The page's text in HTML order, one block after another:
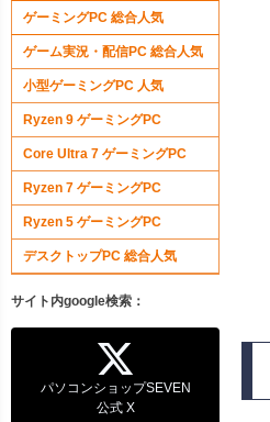
ゲーミングPC 総合人気
ゲーム実況・配信PC 総合人気
小型ゲーミングPC 人気
Ryzen 9 ゲーミングPC
Core Ultra 7 ゲーミングPC
Ryzen 7 ゲーミングPC
Ryzen 5 ゲーミングPC
デスクトップPC 総合人気
サイト内google検索：
パソコンショップSEVEN
公式 X